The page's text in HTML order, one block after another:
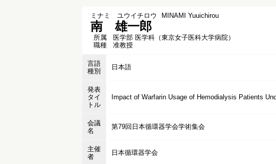
ミナミ ユウイチロウ MINAMI Yuuichirou
南 雄一郎
所属
医学部 医学科（東京女子医科大学病院）
職種
准教授
言語
種別
日本語
発表
タイ
トル
Impact of Warfarin Usage of Hemodialysis Patients
会議
名
第79回日本循環器学会学術集会
主催
者
日本循環器学会